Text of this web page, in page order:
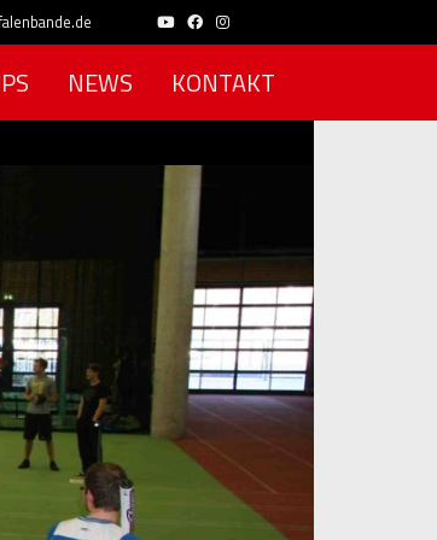
NEWS KONTAKT